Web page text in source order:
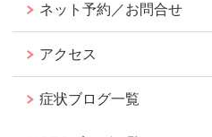
ネット予約／お問合せ
アクセス
症状ブログ一覧